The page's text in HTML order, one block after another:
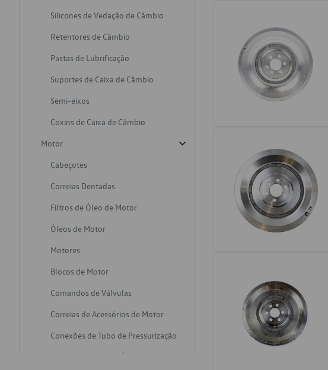
Silicones de Vedação de Câmbio
Retentores de Câmbio
Pastas de Lubrificação
Suportes de Caixa de Câmbio
Semi-eixos
Coxins de Caixa de Câmbio
Motor
Cabeçotes
Correias Dentadas
Filtros de Óleo de Motor
Óleos de Motor
Motores
Blocos de Motor
Comandos de Válvulas
Correias de Acessórios de Motor
Conexões de Tubo de Pressurização
Varetas de Nivel de Óleo